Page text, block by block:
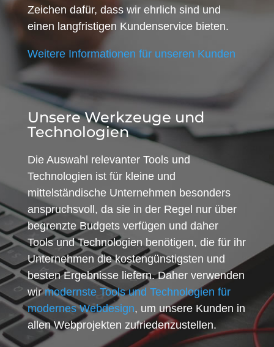
Zeichen dafür, dass wir ehrlich sind und
einen langfristigen Kundenservice bieten.
Weitere Informationen für unseren Kunden
Unsere Werkzeuge und
Technologien
Die Auswahl relevanter Tools und
Technologien ist für kleine und
mittelständische Unternehmen besonders
anspruchsvoll, da sie in der Regel nur über
begrenzte Budgets verfügen und daher
Tools und Technologien benötigen, die für ihr
Unternehmen die kostengünstigsten und
besten Ergebnisse liefern. Daher verwenden
wirmodernste Tools und Technologien für
modernes Webdesign, um unsere Kunden in
allen Webprojekten zufriedenzustellen.